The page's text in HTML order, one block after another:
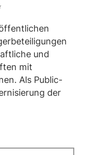
und
mit
Als Public-
der